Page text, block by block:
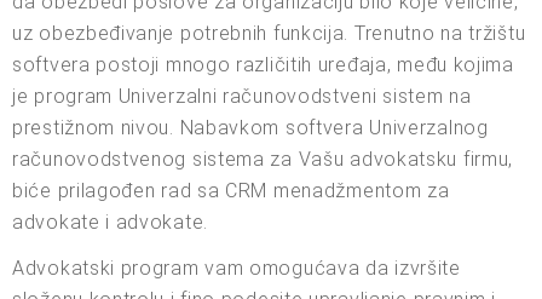
uz obezbeđivanje potrebnih funkcija. Trenutno na tržištu
softvera postoji mnogo različitih uređaja, među kojima
je program Univerzalni računovodstveni sistem na
prestižnom nivou. Nabavkom softvera Univerzalnog
računovodstvenog sistema za Vašu advokatsku firmu,
biće prilagođen rad sa CRM menadžmentom za
advokate i advokate.
Advokatski program vam omogućava da izvršite